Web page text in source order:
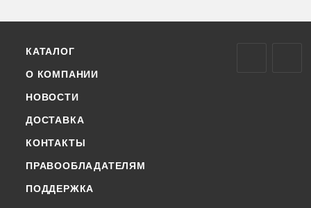
КАТАЛОГ
О КОМПАНИИ
НОВОСТИ
ДОСТАВКА
КОНТАКТЫ
ПРАВООБЛАДАТЕЛЯМ
ПОДДЕРЖКА